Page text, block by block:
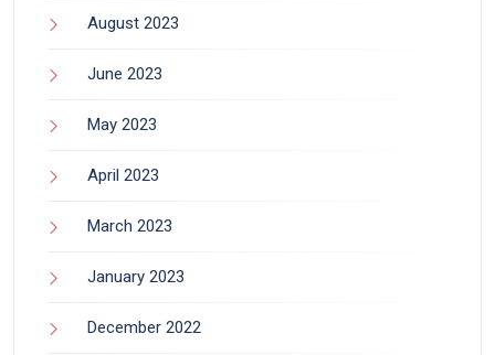
August 2023
June 2023
May 2023
April 2023
March 2023
January 2023
December 2022